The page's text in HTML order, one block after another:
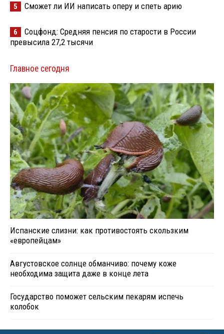
5 Сможет ли ИИ написать оперу и спеть арию
6
Соцфонд: Средняя пенсия по старости в России
превысила 27,2 тысячи
Главное сегодня
Испанские слизни: как противостоять скользким
«европейцам»
Августовское солнце обманчиво: почему коже
необходима защита даже в конце лета
Государство поможет сельским пекарям испечь
колобок